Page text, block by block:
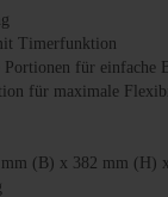
Timerfunktion
für einfache
für maximale
mm (B) x 382 mm (H)